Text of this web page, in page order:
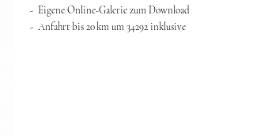
- Eigene Online-Galerie zum Download
- Anfahrt bis 20 km um 34292 inklusive